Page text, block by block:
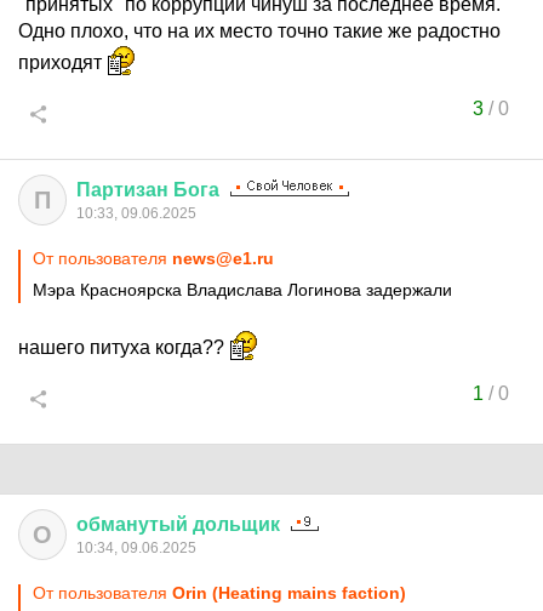
"принятых" по коррупции чинуш за последнее время.
Одно плохо, что на их место точно такие же радостно
приходят
3/0
П Партизан Бога
10:33, 09.06.2025
От пользователя news@e1.ru
Мэра Красноярска Владислава Логинова задержали
нашего питуха когда??
1 /0
О обманутый дольщик
10:34, 09.06.2025
От пользователя Orin (Heating mains faction)